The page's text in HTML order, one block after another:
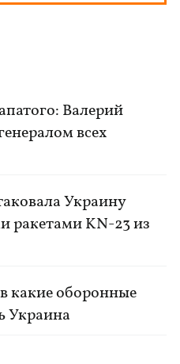
Валерий
всех
Украину
ракетами KN-23 из
какие оборонные
Украина